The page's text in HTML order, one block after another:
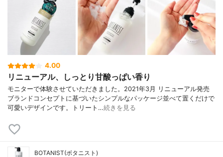
4.00
リニューアル、しっとり甘酸っぱい香り
モニターで体験させていただきました。2021年3月 リニューアル発売
ブランドコンセプトに基づいたシンプルなパッケージ並べて置くだけで
可愛いデザインです。トリート…続きを見る
BOTANIST(ボタニスト)